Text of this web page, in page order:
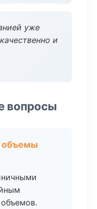
уже
и
вопросы
объемы